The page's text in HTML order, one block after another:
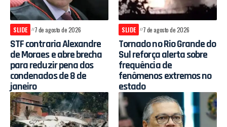
SLIDE 7 de agosto de 2026
STF contraria Alexandre
de Moraes e abre brecha
para reduzir pena dos
condenados de 8 de
janeiro
SLIDE 7 de agosto de 2026
Tornado no Rio Grande do
Sul reforça alerta sobre
frequência de
fenômenos extremos no
estado